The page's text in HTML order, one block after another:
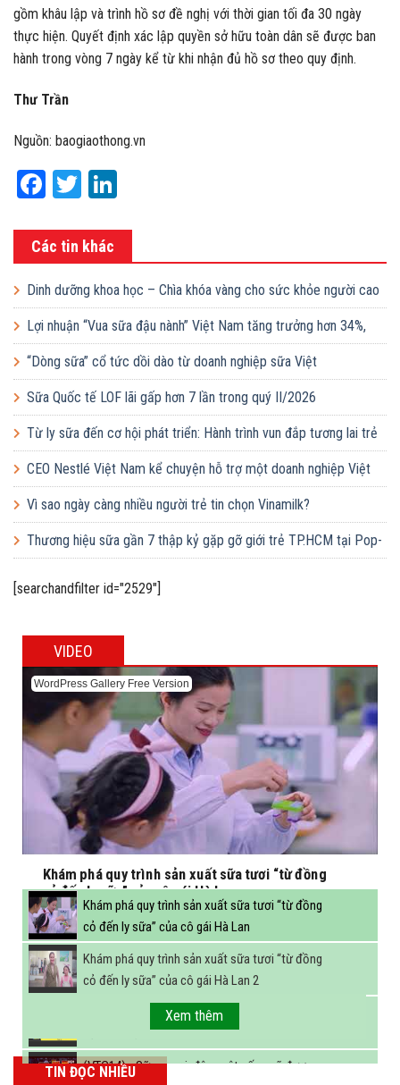
gồm khâu lập và trình hồ sơ đề nghị với thời gian tối đa 30 ngày
thực hiện. Quyết định xác lập quyền sở hữu toàn dân sẽ được ban
hành trong vòng 7 ngày kể từ khi nhận đủ hồ sơ theo quy định.
Thư Trần
Nguồn: baogiaothong.vn
Facebook
Twitter
Các tin khác
Dinh dưỡng khoa học – Chìa khóa vàng cho sức khỏe người cao
tuổi
Lợi nhuận “Vua sữa đậu nành” Việt Nam tăng trưởng hơn 34%,
công ty mẹ sắp chi gần 368 tỷ đồng trả cổ tức trong tháng 8
“Dòng sữa” cổ tức dồi dào từ doanh nghiệp sữa Việt
Sữa Quốc tế LOF lãi gấp hơn 7 lần trong quý II/2026
Từ ly sữa đến cơ hội phát triển: Hành trình vun đắp tương lai trẻ
em Việt của Vinamilk
CEO Nestlé Việt Nam kể chuyện hỗ trợ một doanh nghiệp Việt
tăng quy mô gấp 10 lần
Vì sao ngày càng nhiều người trẻ tin chọn Vinamilk?
Thương hiệu sữa gần 7 thập kỷ gặp gỡ giới trẻ TP.HCM tại Pop-
[searchandfilter id="2529"]
VIDEO
WordPress Gallery Free Version
Khám phá quy trình sản xuất sữa tươi “từ đồng
cỏ đến ly sữa” của cô gái Hà Lan
Khám phá quy trình sản xuất sữa tươi “từ đồng
cỏ đến ly sữa” của cô gái Hà Lan
Khám phá quy trình sản xuất sữa tươi “từ đồng
cỏ đến ly sữa” của cô gái Hà Lan 2
FBNC - Ngành sữa hướng tới mục tiêu 3,4 tỷ lít
sữa vào năm 2025
(VTC14) - Sữa ngoại, động vật sống sẽ được
Xem thêm
TIN ĐỌC NHIỀU